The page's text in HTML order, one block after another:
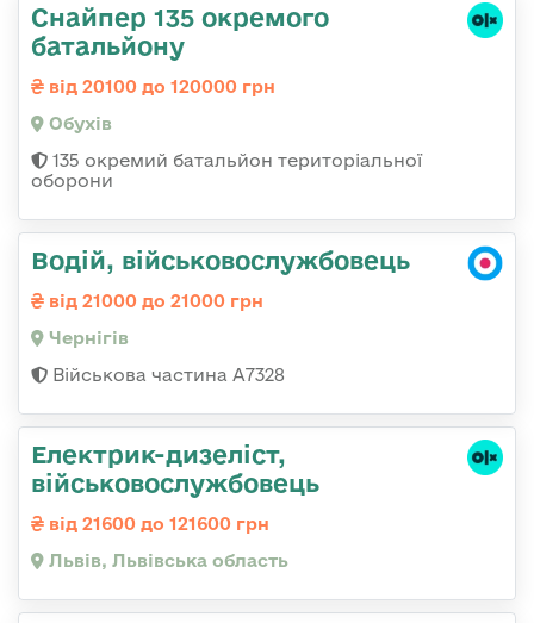
Снайпер 135 окремого
батальйону
від 20100 до 120000 грн
Обухів
135 окремий батальйон територіальної
оборони
Водій, військовослужбовець
від 21000 до 21000 грн
Чернігів
Військова частина А7328
Електрик-дизеліст,
військовослужбовець
від 21600 до 121600 грн
Львів, Львівська область